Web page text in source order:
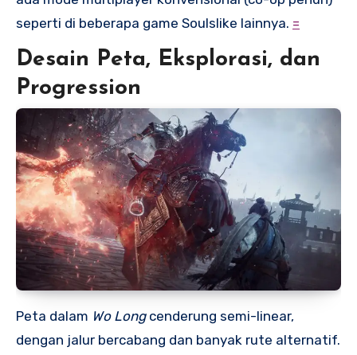
seperti di beberapa game Soulslike lainnya. =
Desain Peta, Eksplorasi, dan
Progression
Peta dalam Wo Longcenderung semi-linear,
dengan jalur bercabang dan banyak rute alternatif.